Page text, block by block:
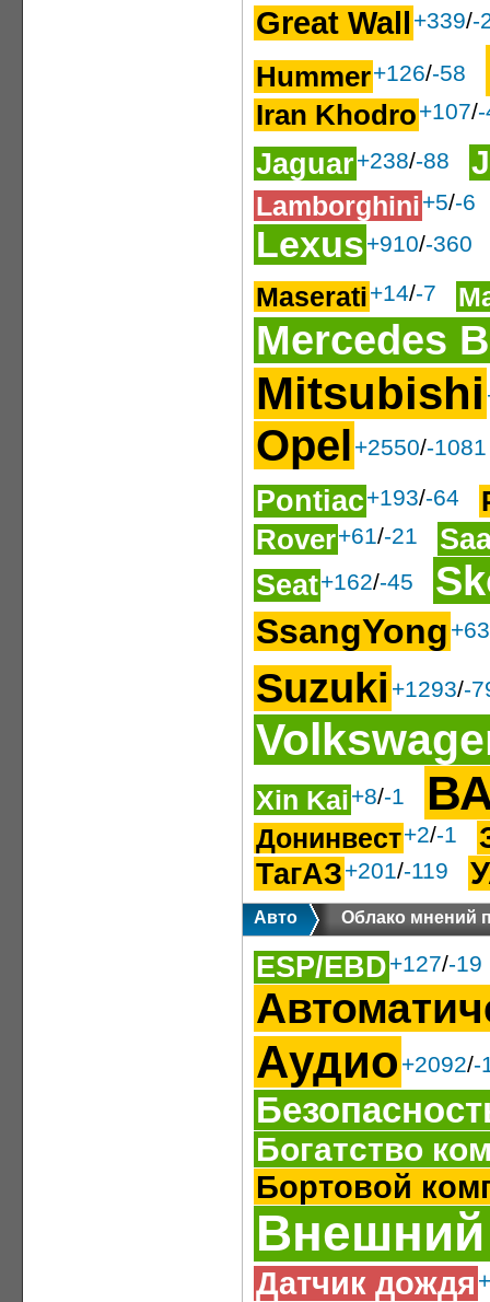
Great Wall +339/-
Hummer+126/-58
Iran Khodro+107/
Jaguar+238/-88
Lamborghini+5/-6
Lexus+910/-360
Maserati+14/-7
Mercedes
Mitsubishi
Opel +2550/-1081
Pontiac+193/-64
Rover+61/-21
Seat+162/-45
SsangYong
Suzuki +1293/-
Xin Kai+8/-1
Донинвест+2/-1
ТагАЗ+201/-119
Авто Облако мнений
ESP/EBD+127/-19
Аудио +2092/-
Богатство
Бортовой
Датчик дождя